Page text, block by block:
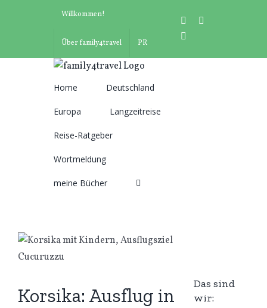
Willkommen!
Über family4travel PR
instagram
nach:
Home Deutschland
Europa Langzeitreise
Reise-Ratgeber
Wortmeldung
meine Bücher
Korsika: Ausflug in
Das sind
wir: